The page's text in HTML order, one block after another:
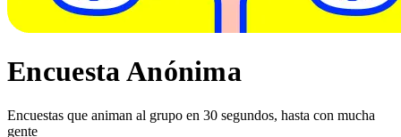
Encuesta Anónima
Encuestas que animan al grupo en 30 segundos, hasta con mucha
gente